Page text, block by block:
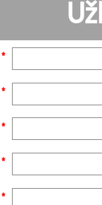
*
*
*
*
*